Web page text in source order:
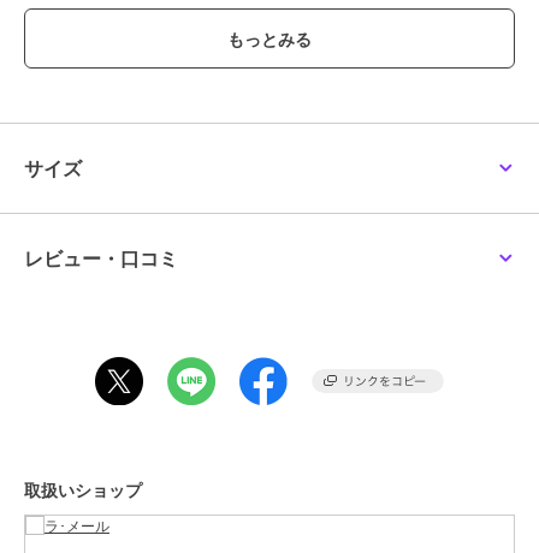
2026年8月20日(木)は、こちらで掲載の商品につきまして\nお届け日
のご指定をお伺いする事ができません。\nまた、お支払方法につきま
しては、\nクレジットカード・Amazon Payのみとなります。\n店頭
この商品は、不良品のみ返品を承ります
ショップ
性別タイプ
レディース
スキンケア ／ パック・フェイス
マスク
サイズ
素材
-
サイズ
レビュー・口コミ
取扱いショップ